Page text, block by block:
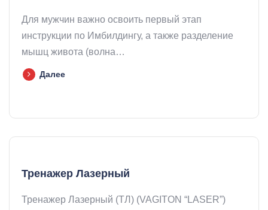
Для мужчин важно освоить первый этап
инструкции по Имбилдингу, а также разделение
мышц живота (волна…
Далее
Тренажер Лазерный
Тренажер Лазерный (ТЛ) (VAGITON “LASER”)